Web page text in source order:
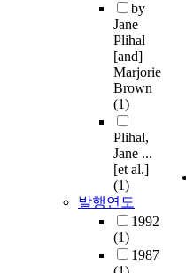
by
Jane
Plihal
[and]
Marjorie
Brown
(1)
Plihal,
Jane ...
[et al.]
(1)
발행연도
1992
(1)
1987